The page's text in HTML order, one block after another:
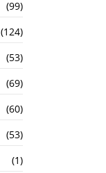
(99)
(124)
(53)
(69)
(60)
(53)
(1)